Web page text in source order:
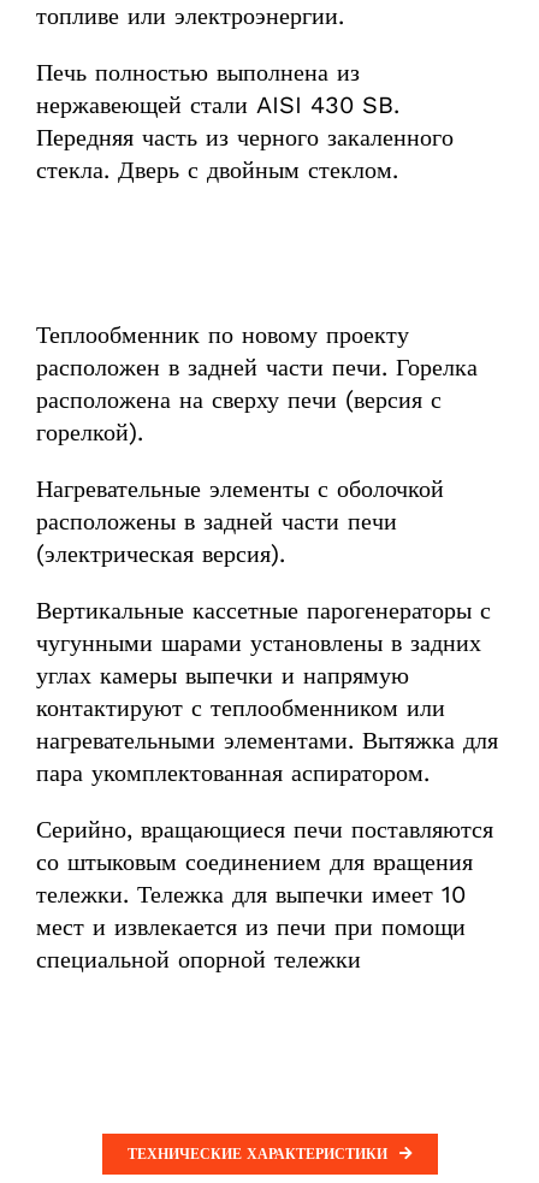
топливе или электроэнергии.
Печь полностью выполнена из
нержавеющей стали AISI 430 SB.
Передняя часть из черного закаленного
стекла. Дверь с двойным стеклом.
Теплообменник по новому проекту
расположен в задней части печи. Горелка
расположена на сверху печи (версия с
горелкой).
Нагревательные элементы с оболочкой
расположены в задней части печи
(электрическая версия).
Вертикальные кассетные парогенераторы с
чугунными шарами установлены в задних
углах камеры выпечки и напрямую
контактируют с теплообменником или
нагревательными элементами. Вытяжка для
пара укомплектованная аспиратором.
Серийно, вращающиеся печи поставляются
со штыковым соединением для вращения
тележки. Тележка для выпечки имеет 10
мест и извлекается из печи при помощи
специальной опорной тележки
ТЕХНИЧЕСКИЕ ХАРАКТЕРИСТИКИ